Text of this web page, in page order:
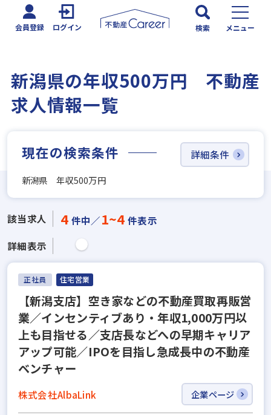
会員登録 ログイン 検索 メニュー
新潟県の年収500万円 不動産
求人情報一覧
現在の検索条件
新潟県 年収500万円
詳細条件
該当求人 4 件中／1~4 件表示
詳細表示
正社員 住宅営業
【新潟支店】空き家などの不動産買取再販営
業／インセンティブあり・年収1,000万円以
上も目指せる／支店長などへの早期キャリア
アップ可能／IPOを目指し急成長中の不動産
ベンチャー
株式会社AlbaLink 企業ページ